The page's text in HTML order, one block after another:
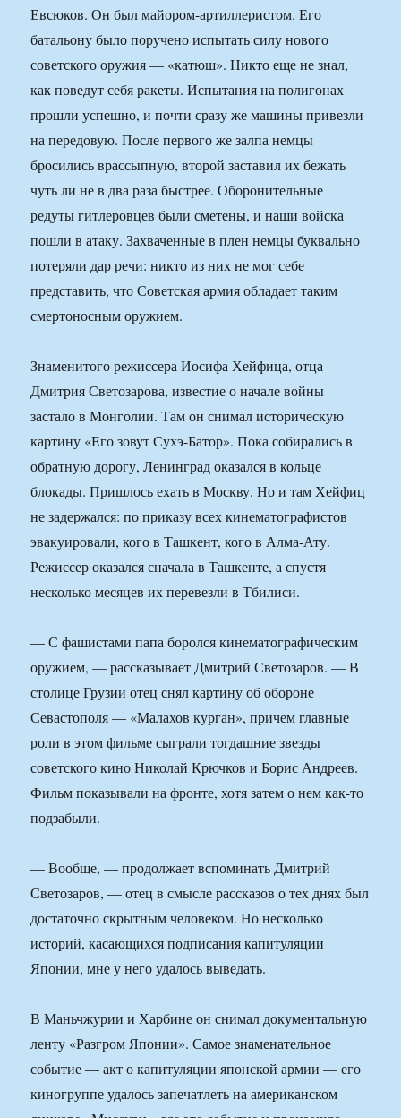
Евсюков. Он был майором-артиллеристом. Его
батальону было поручено испытать силу нового
советского оружия — «катюш». Никто еще не знал,
как поведут себя ракеты. Испытания на полигонах
прошли успешно, и почти сразу же машины привезли
на передовую. После первого же залпа немцы
бросились врассыпную, второй заставил их бежать
чуть ли не в два раза быстрее. Оборонительные
редуты гитлеровцев были сметены, и наши войска
пошли в атаку. Захваченные в плен немцы буквально
потеряли дар речи: никто из них не мог себе
представить, что Советская армия обладает таким
смертоносным оружием.
Знаменитого режиссера Иосифа Хейфица, отца
Дмитрия Светозарова, известие о начале войны
застало в Монголии. Там он снимал историческую
картину «Его зовут Сухэ-Батор». Пока собирались в
обратную дорогу, Ленинград оказался в кольце
блокады. Пришлось ехать в Москву. Но и там Хейфиц
не задержался: по приказу всех кинематографистов
эвакуировали, кого в Ташкент, кого в Алма-Ату.
Режиссер оказался сначала в Ташкенте, а спустя
несколько месяцев их перевезли в Тбилиси.
— С фашистами папа боролся кинематографическим
оружием, — рассказывает Дмитрий Светозаров. — В
столице Грузии отец снял картину об обороне
Севастополя — «Малахов курган», причем главные
роли в этом фильме сыграли тогдашние звезды
советского кино Николай Крючков и Борис Андреев.
Фильм показывали на фронте, хотя затем о нем как-то
подзабыли.
— Вообще, — продолжает вспоминать Дмитрий
Светозаров, — отец в смысле рассказов о тех днях был
достаточно скрытным человеком. Но несколько
историй, касающихся подписания капитуляции
Японии, мне у него удалось выведать.
В Маньчжурии и Харбине он снимал документальную
ленту «Разгром Японии». Самое знаменательное
событие — акт о капитуляции японской армии — его
киногруппе удалось запечатлеть на американском